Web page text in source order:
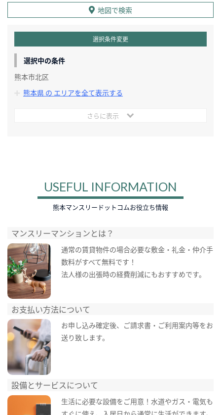
地図で検索
選択条件変更
選択中の条件
熊本市北区
熊本県 の エリアを全て表示する
さらに表示
USEFUL INFORMATION
熊本マンスリードットコムお役立ち情報
マンスリーマンションとは？
通常の賃貸物件の場合必要な敷金・礼金・仲介手
数料がすべて無料です！
法人様の出張時の経費削減にもおすすめです。
お支払い方法について
お申し込み確定後、ご請求書・ご利用案内等をお
送り致します。
設備とサービスについて
生活に必要な設備をご用意！水道やガス・電気も